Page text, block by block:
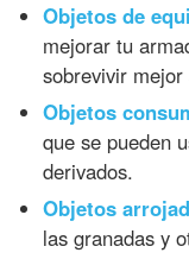
Objetos de
mejorar tu
sobrevivir
Objetos
que se pueden
derivados.
Objetos
las granadas y